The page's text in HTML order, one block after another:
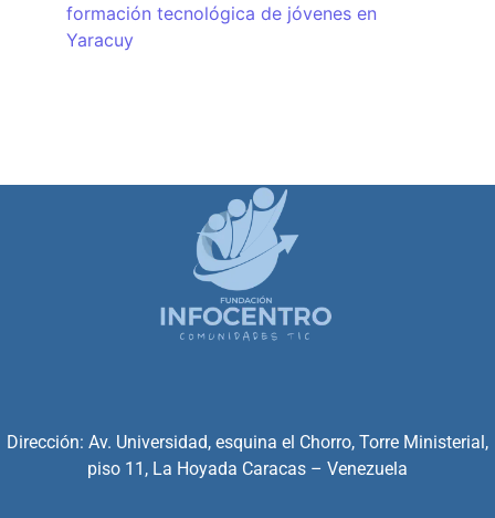
formación tecnológica de jóvenes en
Yaracuy
Dirección: Av. Universidad, esquina el Chorro, Torre Ministerial,
piso 11, La Hoyada Caracas – Venezuela